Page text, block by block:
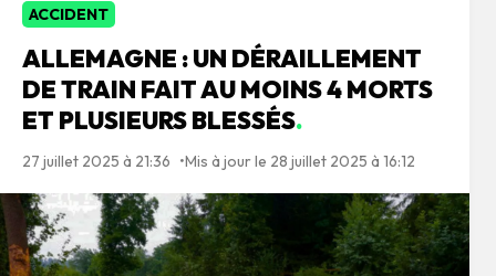
ACCIDENT
ALLEMAGNE : UN DÉRAILLEMENT
DE TRAIN FAIT AU MOINS 4 MORTS
ET PLUSIEURS BLESSÉS.
27 juillet 2025 à 21:36 Mis à jour le 28 juillet 2025 à 16:12